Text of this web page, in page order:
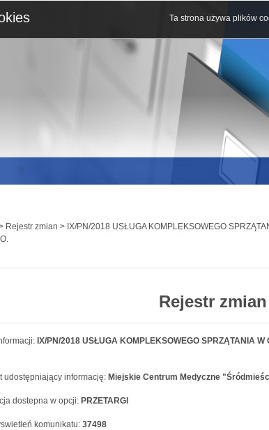
Rejestr zmian > IX/PN/2018 USŁUGA KOMPLEKSOWEGO
Rejestr
IX/PN/2018 USŁUGA KOMPLEKSOWEGO SPRZĄTANIA
udostępniający informację: Miejskie Centrum Medyczne
dostepna w opcji: PRZETARGI
komunikatu: 37498
Ta strona używa plików